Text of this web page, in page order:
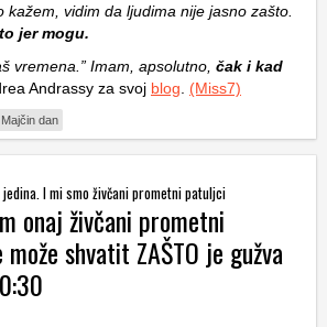
kažem, vidim da ljudima nije jasno zašto.
jer mogu.
vremena.” Imam, apsolutno, čak i kad
Andrassy za svoj blog (Miss7)
Majčin dan
I mi smo živčani prometni patuljci
onaj živčani prometni
shvatit ZAŠTO je gužva